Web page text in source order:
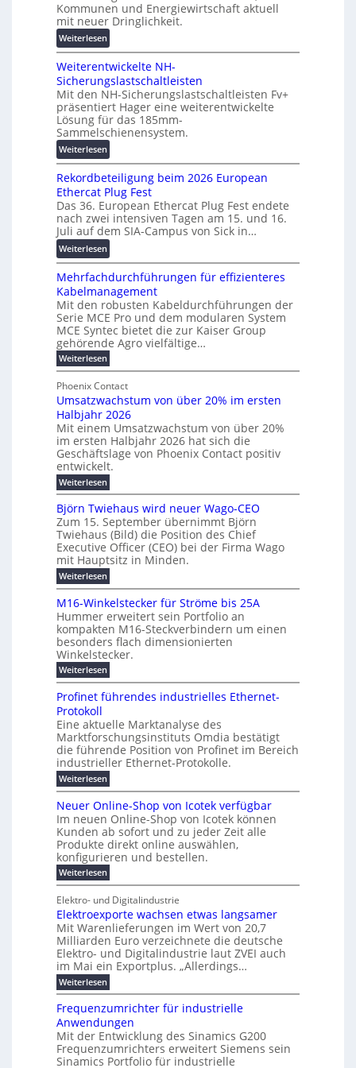
g
e
n
i
g
i
t
a
l
e
T
r
a
n
s
p
a
r
e
n
z
n
e
n
b
a
u
:
F
o
r
s
h
u
n
g
s
f
r
d
e
r
u
n
g
b
r
a
u
h
t
m
e
h
r
T
e
m
p
o
u
n
d
w
e
n
i
e
r
B
ü
r
o
k
r
a
t
i
e
Kommunen und Energiewirtschaft aktuell
mit neuer Dringlichkeit.
Weiterlesen:
V
o
l
t
a
-
X
2
0
2
7
w
i
r
d
z
u
m
E
n
e
r
g
u
b
ü
r
m
o
d
e
r
n
e
E
e
r
g
i
l
ö
u
n
g
e
n
Weiterentwickelte NH-
Sicherungslastschaltleisten
Mit den NH-Sicherungslastschaltleisten Fv+
präsentiert Hager eine weiterentwickelte
Lösung für das 185mm-
Sammelschienensystem.
Weiterlesen:
W
e
i
t
e
r
e
n
t
w
i
c
k
e
l
e
N
H
-
S
i
c
h
e
r
u
n
g
s
l
a
s
t
s
c
h
a
t
l
e
s
t
e
n
Rekordbeteiligung beim 2026 European
Ethercat Plug Fest
Das 36. European Ethercat Plug Fest endete
nach zwei intensiven Tagen am 15. und 16.
Juli auf dem SIA-Campus von Sick in…
Weiterlesen:
R
e
k
o
r
d
b
e
e
i
l
i
g
u
n
g
b
e
m
2
0
2
6
E
u
r
o
p
e
E
t
h
e
r
c
a
t
P
l
u
F
e
s
t
Mehrfachdurchführungen für effizienteres
Kabelmanagement
Mit den robusten Kabeldurchführungen der
Serie MCE Pro und dem modularen System
MCE Syntec bietet die zur Kaiser Group
gehörende Agro vielfältige…
Weiterlesen:
M
h
r
f
a
c
h
d
u
r
c
f
ü
h
r
u
n
g
e
n
f
ü
r
e
ff
i
z
i
e
t
e
r
e
s
K
a
b
e
l
m
a
n
g
m
e
n
t
Phoenix Contact
Umsatzwachstum von über 20% im ersten
Halbjahr 2026
Mit einem Umsatzwachstum von über 20%
im ersten Halbjahr 2026 hat sich die
Geschäftslage von Phoenix Contact positiv
entwickelt.
Weiterlesen:
U
m
s
a
z
w
a
c
h
s
t
u
m
v
o
n
ü
b
e
2
0
%
i
m
e
r
s
e
n
H
a
l
b
a
h
r
2
0
2
6
Björn Twiehaus wird neuer Wago-CEO
Zum 15. September übernimmt Björn
Twiehaus (Bild) die Position des Chief
Executive Officer (CEO) bei der Firma Wago
mit Hauptsitz in Minden.
Weiterlesen:
B
ö
r
n
T
w
i
e
h
a
s
w
i
r
d
e
e
W
a
g
o
-
C
E
M16-Winkelstecker für Ströme bis 25A
Hummer erweitert sein Portfolio an
kompakten M16-Steckverbindern um einen
besonders flach dimensionierten
Winkelstecker.
Weiterlesen:
M
1
6
W
i
n
k
e
l
s
t
e
c
k
e
r
ü
S
t
r
ö
m
e
b
i
s
5
A
Profinet führendes industrielles Ethernet-
Protokoll
Eine aktuelle Marktanalyse des
Marktforschungsinstituts Omdia bestätigt
die führende Position von Profinet im Bereich
industrieller Ethernet-Protokolle.
Weiterlesen:
P
r
o
i
n
e
t
f
ü
h
r
e
n
d
e
s
i
n
u
s
t
r
i
Neuer Online-Shop von Icotek verfügbar
Im neuen Online-Shop von Icotek können
Kunden ab sofort und zu jeder Zeit alle
Produkte direkt online auswählen,
konfigurieren und bestellen.
Weiterlesen:
N
e
u
e
r
O
n
l
i
n
e
-
S
h
o
p
v
Elektro- und Digitalindustrie
Elektroexporte wachsen etwas langsamer
Mit Warenlieferungen im Wert von 20,7
Milliarden Euro verzeichnete die deutsche
Elektro- und Digitalindustrie laut ZVEI auch
im Mai ein Exportplus. „Allerdings…
Weiterlesen:
E
e
k
t
r
o
Frequenzumrichter für industrielle
Anwendungen
Mit der Entwicklung des Sinamics G200
Frequenzumrichters erweitert Siemens sein
Sinamics Portfolio für industrielle